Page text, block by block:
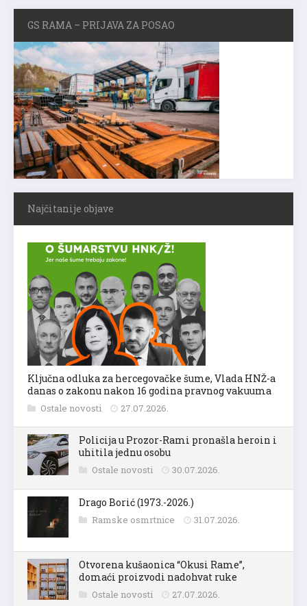
GS RAMA – PRIJAVA ZA POSAO
Najčitanije objave
Ključna odluka za hercegovačke šume, Vlada HNŽ-a
danas o zakonu nakon 16 godina pravnog vakuuma
Ostale novosti 27.07.2026.
Policija u Prozor-Rami pronašla heroin i
uhitila jednu osobu
Ostale novosti 30.07.2026.
Drago Borić (1973.-2026.)
Ramske osmrtnice 31.07.2026.
Otvorena kušaonica “Okusi Rame”,
domaći proizvodi nadohvat ruke
Ostale novosti 27.07.2026.